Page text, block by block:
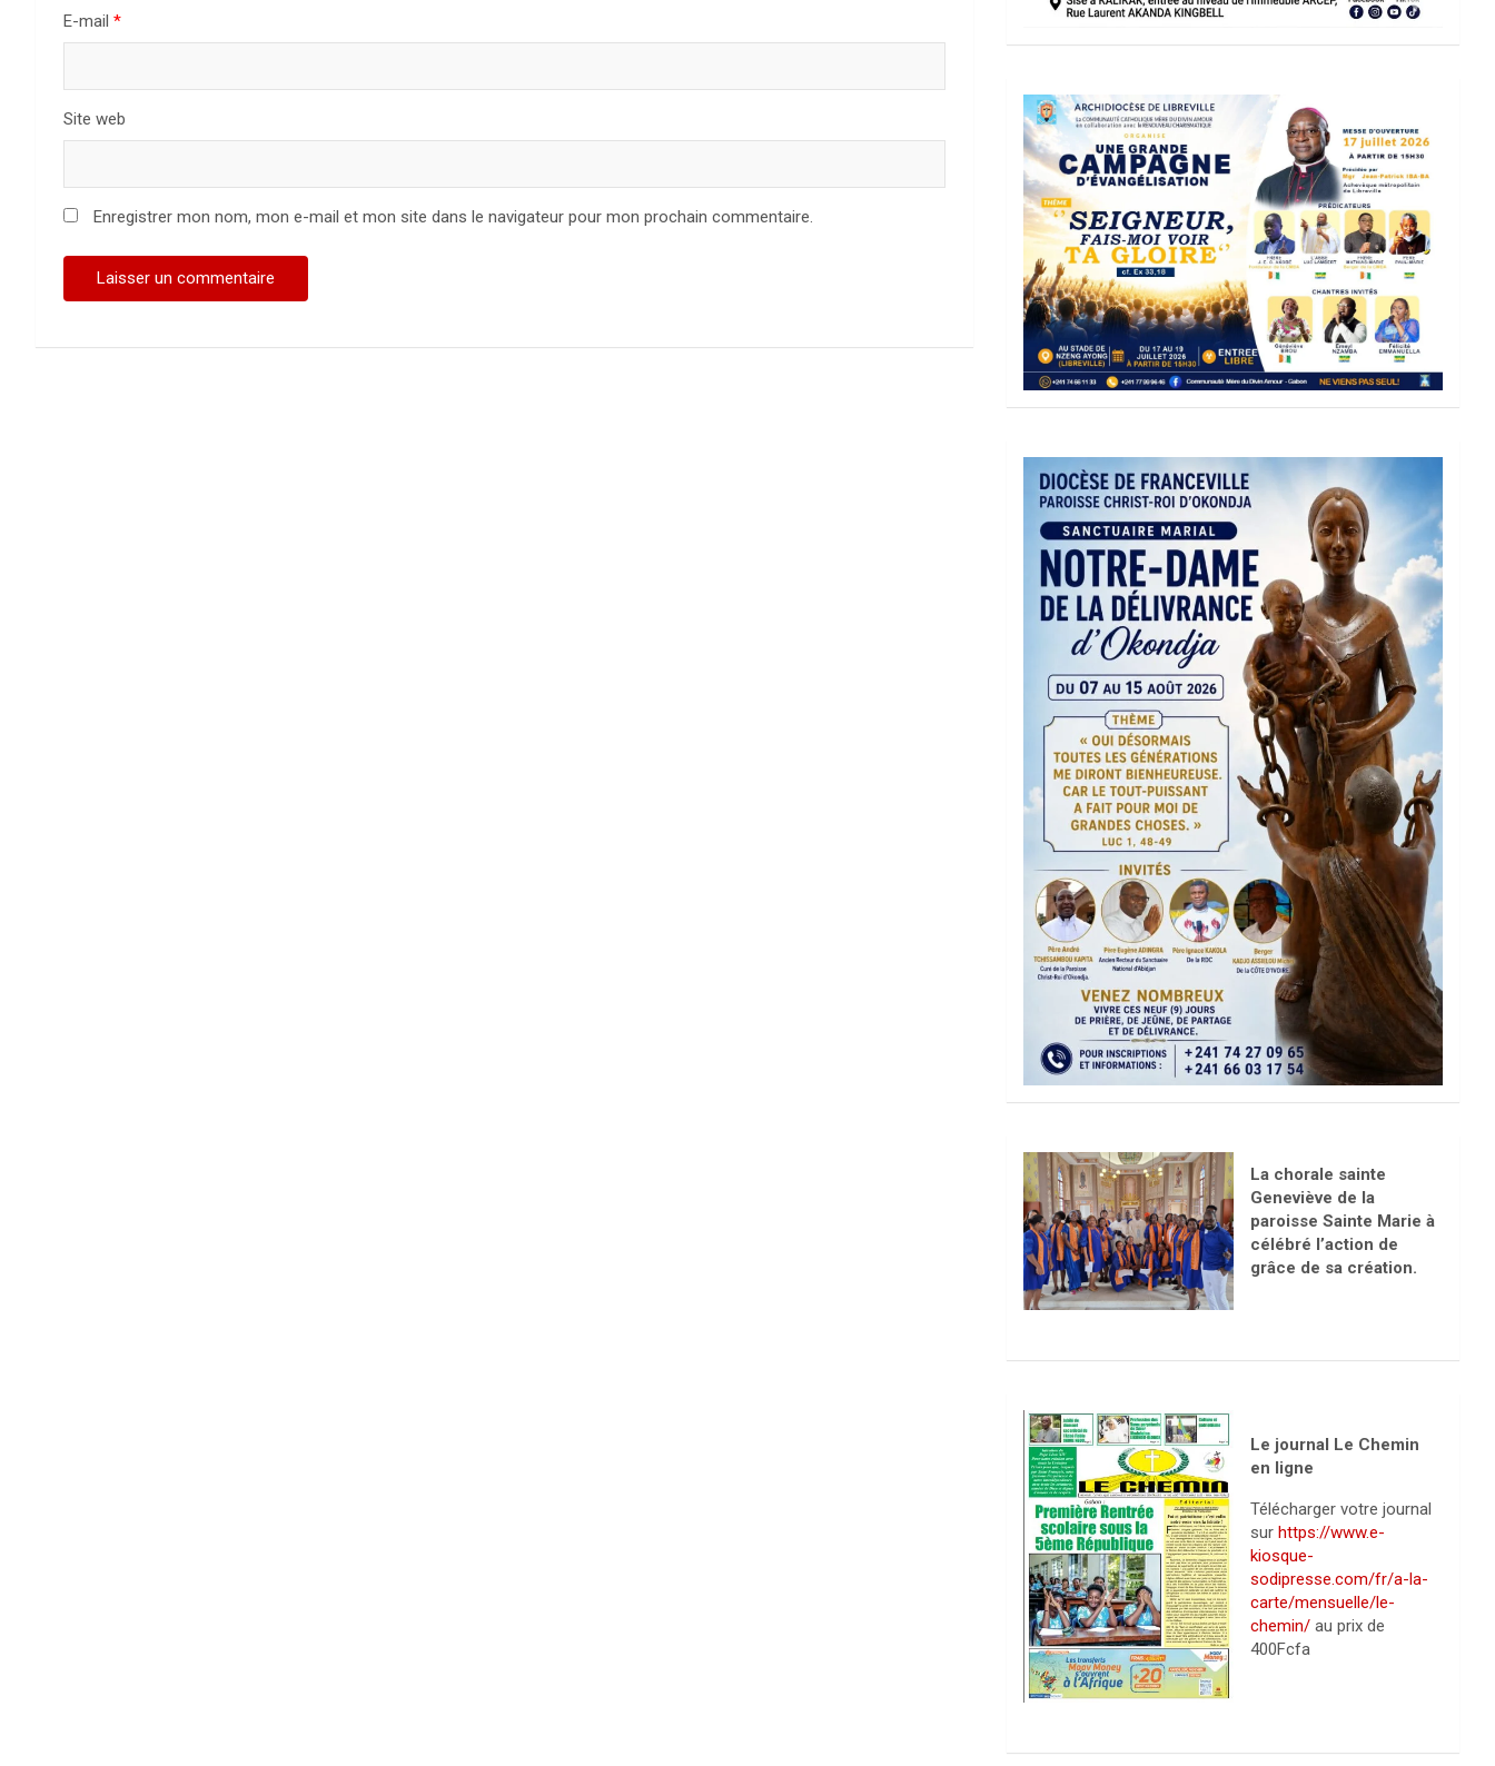
E-mail *
Site web
Enregistrer mon nom, mon e-mail et mon site dans le navigateur pour mon prochain commentaire.
La chorale sainte
Geneviève de la
paroisse Sainte Marie à
célébré l’action de
grâce de sa création.
Le journal Le Chemin
en ligne
Télécharger votre journal
sur https://www.e-
kiosque-
sodipresse.com/fr/a-la-
carte/mensuelle/le-
chemin/au prix de
400Fcfa